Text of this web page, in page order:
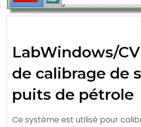
LabWindows/
de calibrage de
puits de pétrole
Ce système est utilisé pour